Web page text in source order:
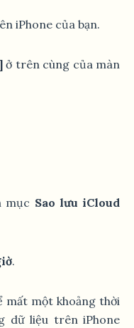
iPhone của bạn.
ở trên cùng của màn
mục Sao lưu iCloud
.
một khoảng thời
dữ liệu trên iPhone